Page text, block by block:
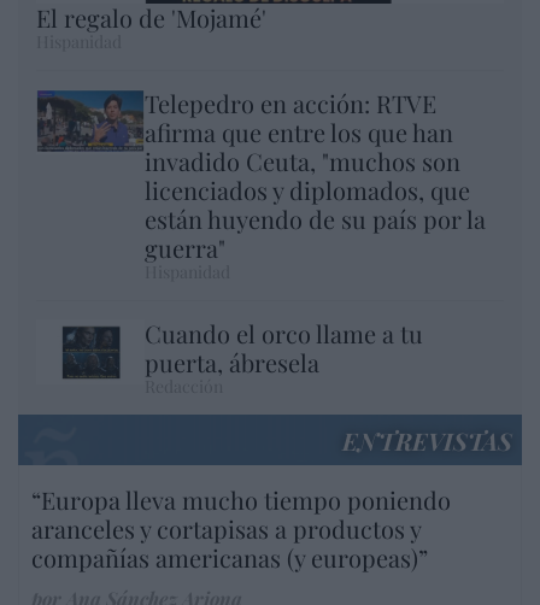
El regalo de 'Mojamé'
Telepedro en acción: RTVE
afirma que entre los que han
invadido Ceuta, "muchos son
licenciados y diplomados, que
están huyendo de su país por la
guerra"
Cuando el orco llame a tu
puerta, ábresela
ENTREVISTAS
“Europa lleva mucho tiempo poniendo
aranceles y cortapisas a productos y
compañías americanas (y europeas)”